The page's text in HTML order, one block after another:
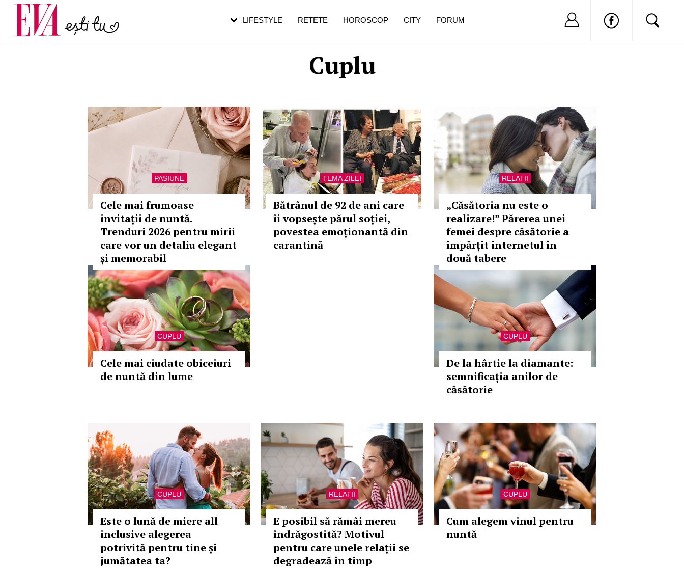
Cuplu
PASIUNE
Cele mai frumoase
invitații de nuntă.
Trenduri 2026 pentru mirii
care vor un detaliu elegant
și memorabil
TEMA ZILEI
Bătrânul de 92 de ani care
îi vopsește părul soției,
povestea emoționantă din
carantină
RELATII
„Căsătoria nu este o
realizare!” Părerea unei
femei despre căsătorie a
împărțit internetul în
două tabere
CUPLU
Cele mai ciudate obiceiuri
de nuntă din lume
CUPLU
De la hârtie la diamante:
semnificația anilor de
căsătorie
CUPLU
Este o lună de miere all
inclusive alegerea
potrivită pentru tine și
jumătatea ta?
RELATII
E posibil să rămâi mereu
îndrăgostită? Motivul
pentru care unele relații se
degradează în timp
CUPLU
Cum alegem vinul pentru
nuntă
LIFESTYLE RETETE HOROSCOP CITY FORUM Nu ai cont?
Carieră
Actualitate
pe măsură ce înaintezi în vârstă